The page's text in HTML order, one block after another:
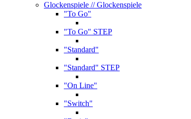
Glockenspiele // Glockenspiele
"To Go"
"To Go" STEP
"Standard"
"Standard" STEP
"On Line"
"Switch"